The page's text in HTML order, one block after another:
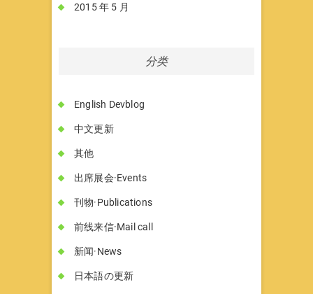
2015 年 5 月
分类
English Devblog
中文更新
其他
出席展会·Events
刊物·Publications
前线来信·Mail call
新闻·News
日本語の更新